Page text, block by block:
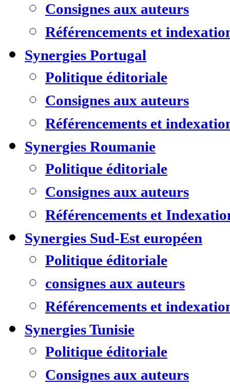
Consignes aux auteurs
Référencements et
Synergies Portugal
Politique éditoriale
Consignes aux auteurs
Référencements et
Synergies Roumanie
Politique éditoriale
Consignes aux auteurs
Référencements et
Synergies Sud-Est européen
Politique éditoriale
consignes aux auteurs
Référencements et
Synergies Tunisie
Politique éditoriale
Consignes aux auteurs